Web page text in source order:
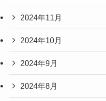
2024年11月
2024年10月
2024年9月
2024年8月